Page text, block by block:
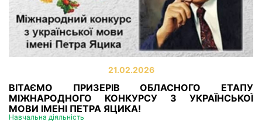
21.02.2026
ВІТАЄМО ПРИЗЕРІВ ОБЛАСНОГО ЕТАПУ
МІЖНАРОДНОГО КОНКУРСУ З УКРАЇНСЬКОЇ
МОВИ ІМЕНІ ПЕТРА ЯЦИКА!
Навчальна діяльність